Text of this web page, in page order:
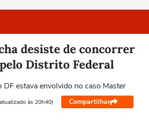
desiste de concorrer
Distrito Federal
DF estava envolvido no caso Master
às 20h40) Compartilhar